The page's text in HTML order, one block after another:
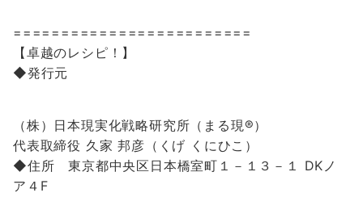
=========================
【卓越のレシピ！】
◆発行元
（株）日本現実化戦略研究所（まる現®️）
代表取締役 久家 邦彦（くげ くにひこ）
◆住所 東京都中央区日本橋室町１－１３－１ DKノ
ア４F